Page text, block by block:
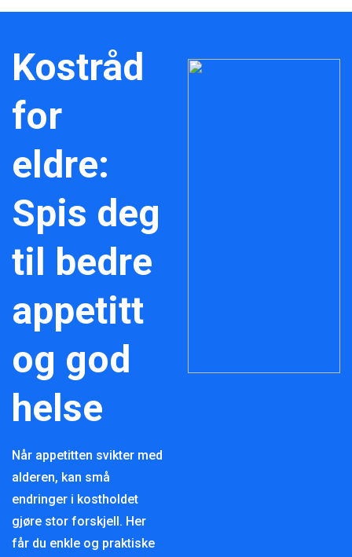
Kostråd
for
eldre:
Spis deg
til bedre
appetitt
og god
helse
Når appetitten svikter med
alderen, kan små
endringer i kostholdet
gjøre stor forskjell. Her
får du enkle og praktiske